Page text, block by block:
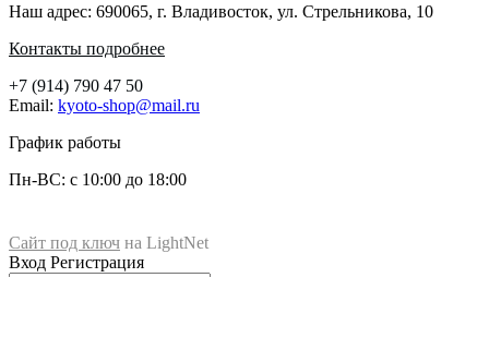
Наш адрес: 690065, г. Владивосток, ул. Стрельникова, 10
Контакты подробнее
+7 (914) 790 47 50
Email: kyoto-shop@mail.ru
График работы
Пн-ВС: с 10:00 до 18:00
Сайт под ключ на LightNet
Магазин KyotoShop
690065
ул.
Вход Регистрация